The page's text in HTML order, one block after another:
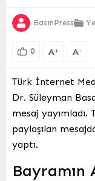
BasınPress
0 A+ A-
Türk İnternet
Dr. Süleyman
mesaj yayımladı.
paylaşılan
yaptı.
Bayramın